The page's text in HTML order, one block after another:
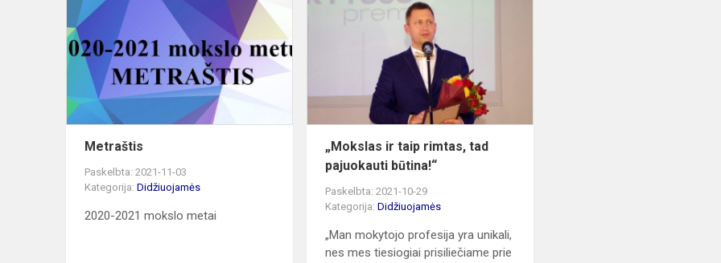
Metraštis
Paskelbta: 2021-11-03
Kategorija: Didžiuojamės
2020-2021 mokslo metai
„Mokslas ir taip rimtas, tad
pajuokauti būtina!“
Paskelbta: 2021-10-29
Kategorija:Didžiuojamės
„Man mokytojo profesija yra unikali,
nes mes tiesiogiai prisiliečiame prie